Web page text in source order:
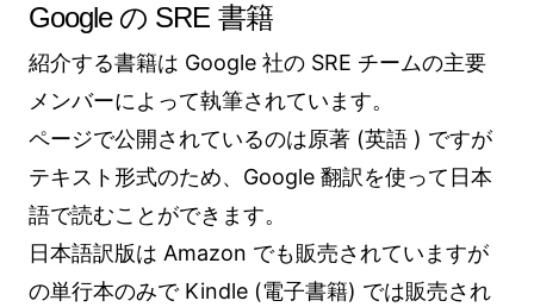
Google の SRE 書籍
紹介する書籍は Google 社の SRE チームの主要
メンバーによって執筆されています。
ページで公開されているのは原著 (英語 ) ですが
テキスト形式のため、Google 翻訳を使って日本
語で読むことができます。
日本語訳版は Amazon でも販売されていますが
の単行本のみで Kindle (電子書籍) では販売され